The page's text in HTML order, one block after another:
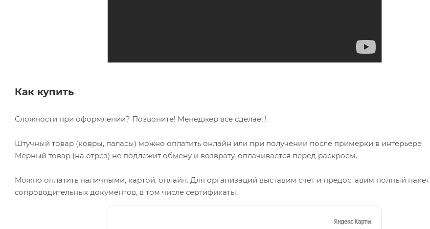
Как купить
Сложности при оформлении? Позвоните! Менеджер все сделает!
Штучный товар (ковры, паласы) можно оплатить онлайн или при получении после примерки в интерьере
Мерный товар (на отрез) не подлежит обмену и возврату, оплачивается перед раскроем.
Можно оплатить наличными, картой, онлайн. Для организаций выставим счет и предоставим полный пакет
сопроводительных документов, в том числе сертификаты.